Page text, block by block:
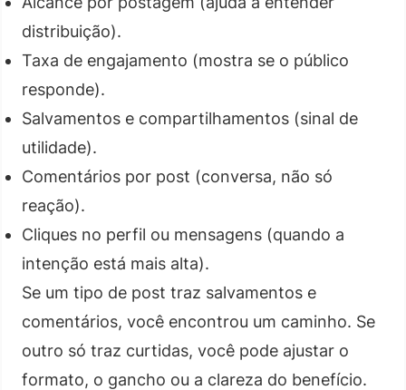
distribuição).
Taxa de engajamento (mostra se o público
responde).
Salvamentos e compartilhamentos (sinal de
utilidade).
Comentários por post (conversa, não só
reação).
Cliques no perfil ou mensagens (quando a
intenção está mais alta).
Se um tipo de post traz salvamentos e
comentários, você encontrou um caminho. Se
outro só traz curtidas, você pode ajustar o
formato, o gancho ou a clareza do benefício.